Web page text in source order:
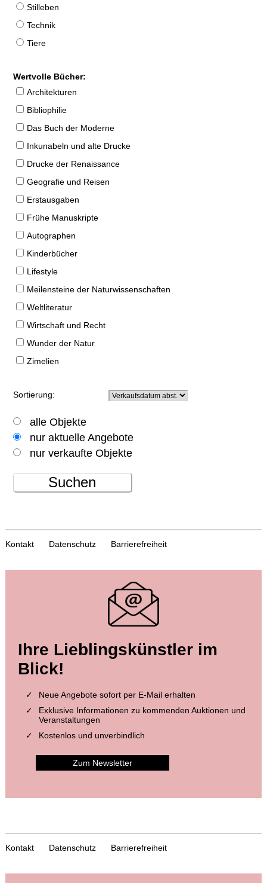
Stilleben
Technik
Tiere
Wertvolle Bücher:
Architekturen
Bibliophilie
Das Buch der Moderne
Inkunabeln und alte Drucke
Drucke der Renaissance
Geografie und Reisen
Erstausgaben
Frühe Manuskripte
Autographen
Kinderbücher
Lifestyle
Meilensteine der Naturwissenschaften
Weltliteratur
Wirtschaft und Recht
Wunder der Natur
Zimelien
Sortierung:
alle Objekte
nur aktuelle Angebote
nur verkaufte Objekte
Suchen
Kontakt Datenschutz Barrierefreiheit
Ihre Lieblingskünstler im
Blick!
Neue Angebote sofort per E-Mail erhalten
Exklusive Informationen zu kommenden Auktionen und
Veranstaltungen
Kostenlos und unverbindlich
Zum Newsletter
Kontakt Datenschutz Barrierefreiheit